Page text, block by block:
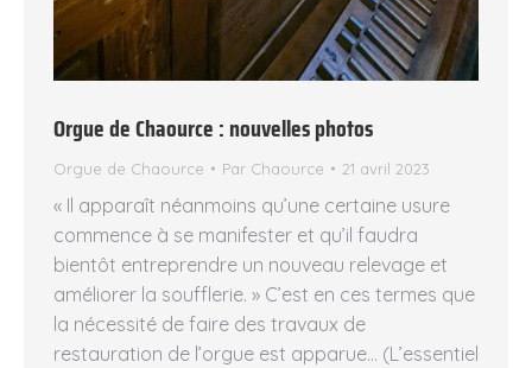
Orgue de Chaource : nouvelles photos
Orgue de Chaource Par Chaource 21 avril 2023
« Il apparaît néanmoins qu’une certaine usure
commence à se manifester et qu’il faudra
bientôt entreprendre un nouveau relevage et
améliorer la soufflerie. » C’est en ces termes que
la nécessité de faire des travaux de
restauration de l’orgue est apparue… (L’essentiel